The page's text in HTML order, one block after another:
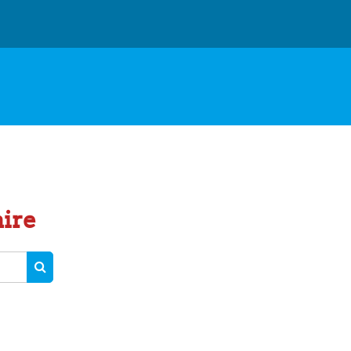
RECHERCHER DES COURS